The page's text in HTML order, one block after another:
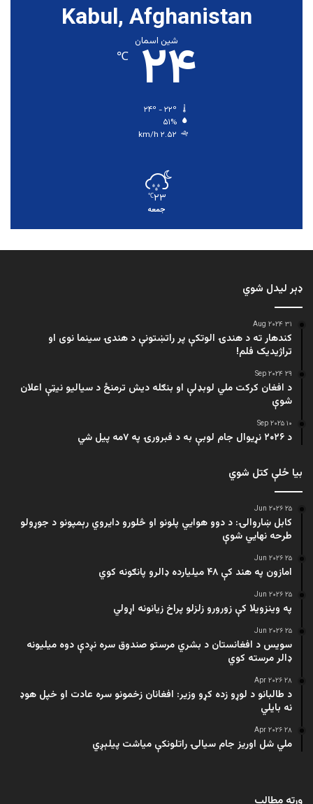
Kabul, Afghanistan
شین اسمان
۲۴ ℃
۵۱%
۲.۵۲ km/h
۲۳℃
جمعه
ډېر لیدل شوي
۳۱ Aug ۲۰۲۴
کندهار ته د هندۍ الوتکې پر راتښتونې د هندۍ سینما نوی او
تراژيديک فلم!
۲۹ Sep ۲۰۲۴
د افغان کرکت ملي لوبډلې او بنګله دیش ترمنځ د سیالیو نیټې اعلان
شوې
۱۰ Sep ۲۰۲۵
د ۲۰۲۶ نړیوال جام لوبې به د فبرورۍ په ۷مه پیل شي
بیا ځلې کتل شوي
۲۵ Jun ۲۰۲۶
کابل ښاروالۍ: د دوو هوايي پلونو او څلورو دایروي رېمپونو د جوړولو
طرحه نهایي شوې
۲۵ Jun ۲۰۲۶
امازون په هند کې ۴۸ میلیارده ډالرو پانګونه کوي
۲۵ Jun ۲۰۲۶
په وینزویلا کې زورورو زلزلو پراخ زیانونه اړولي
۲۵ Jun ۲۰۲۶
سویس د افغانستان د بشري مرستو صندوق سره نږدې دوه میلیونه
ډالر مرسته کوي
۲۸ Apr ۲۰۲۶
د طالبانو د لوړو زده کړو وزیر: افغانان زخمونو سره عادت او خپل هوډ
نه بایلي
۲۸ Apr ۲۰۲۶
ملي شل اوریز جام سیالۍ راتلونکې میاشت پیلېږي